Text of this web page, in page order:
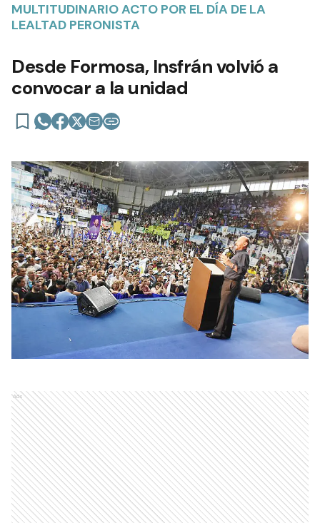
MULTITUDINARIO ACTO POR EL DÍA DE LA
LEALTAD PERONISTA
Desde Formosa, Insfrán volvió a
convocar a la unidad
Ads